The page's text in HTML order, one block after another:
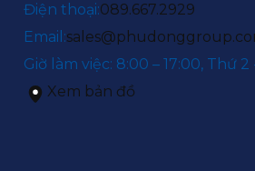
Điện thoại:089.667.2929
Email:
Giờ làm việc: 8:00 – 17:00, Thứ
Xem bản đồ